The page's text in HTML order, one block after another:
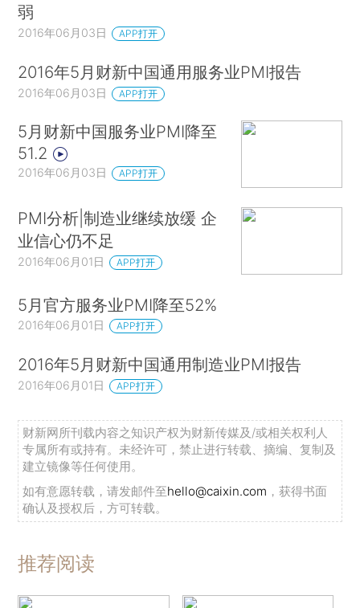
弱
2016年06月03日 APP打开
2016年5月财新中国通用服务业PMI报告
2016年06月03日 APP打开
5月财新中国服务业PMI降至
51.2
2016年06月03日 APP打开
PMI分析|制造业继续放缓 企
业信心仍不足
2016年06月01日 APP打开
5月官方服务业PMI降至52%
2016年06月01日 APP打开
2016年5月财新中国通用制造业PMI报告
2016年06月01日 APP打开
财新网所刊载内容之知识产权为财新传媒及/或相关权利人
专属所有或持有。未经许可，禁止进行转载、摘编、复制及
建立镜像等任何使用。
如有意愿转载，请发邮件至hello@caixin.com ，获得书面
确认及授权后，方可转载。
推荐阅读